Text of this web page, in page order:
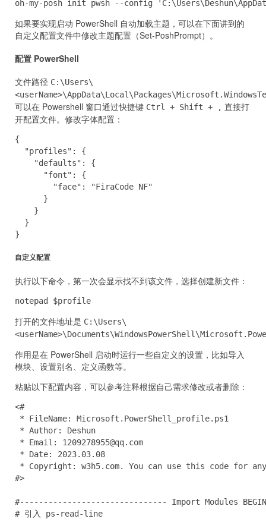
oh-my-posh init pwsh --config
如果要实现启动 PowerShell 自动加载主题，可以在下面讲到的
自定义配置文件中修改主题配置（Set-PoshPrompt）。
配置 PowerShell
文件路径 ‪ C:\Users\
可以在 Powershell 窗口通过快捷键 Ctrl + Shift + , 直接打
开配置文件。修改字体配置：
{
"profiles": {
"defaults": {
"font": {
"face": "FiraCode NF"
}
}
}
}
自定义配置
执行以下命令，第一次会显示找不到该文件，选择创建新文件：
notepad $profile
打开的文件地址是 C:\Users\
作用是在 PowerShell 启动时运行一些自定义的设置，比如导入
模块、设置别名、定义函数等。
粘贴以下配置内容，可以参考注释根据自己需求修改或者删除：
<#
* FileName: Microsoft.PowerShell_profile.ps1
* Author: Deshun
* Email: 1209278955@qq.com
* Date: 2023.03.08
* Copyright: w3h5.com. You can use this code for
#>
#------------------------------- Import Modules
# 引入 ps-read-line